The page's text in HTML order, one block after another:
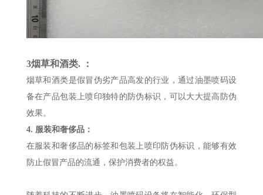
3 .
烟草和酒类 ：
烟草和酒类是假冒伪劣产品高发的行业，通过油墨喷码设
备在产品包装上喷印独特的防伪标识，可以大大提高防伪
效果。
4. 服装和奢侈品：
在服装和奢侈品的标签和包装上喷印防伪标识，能够有效
防止假冒产品的流通，保护消费者的权益。